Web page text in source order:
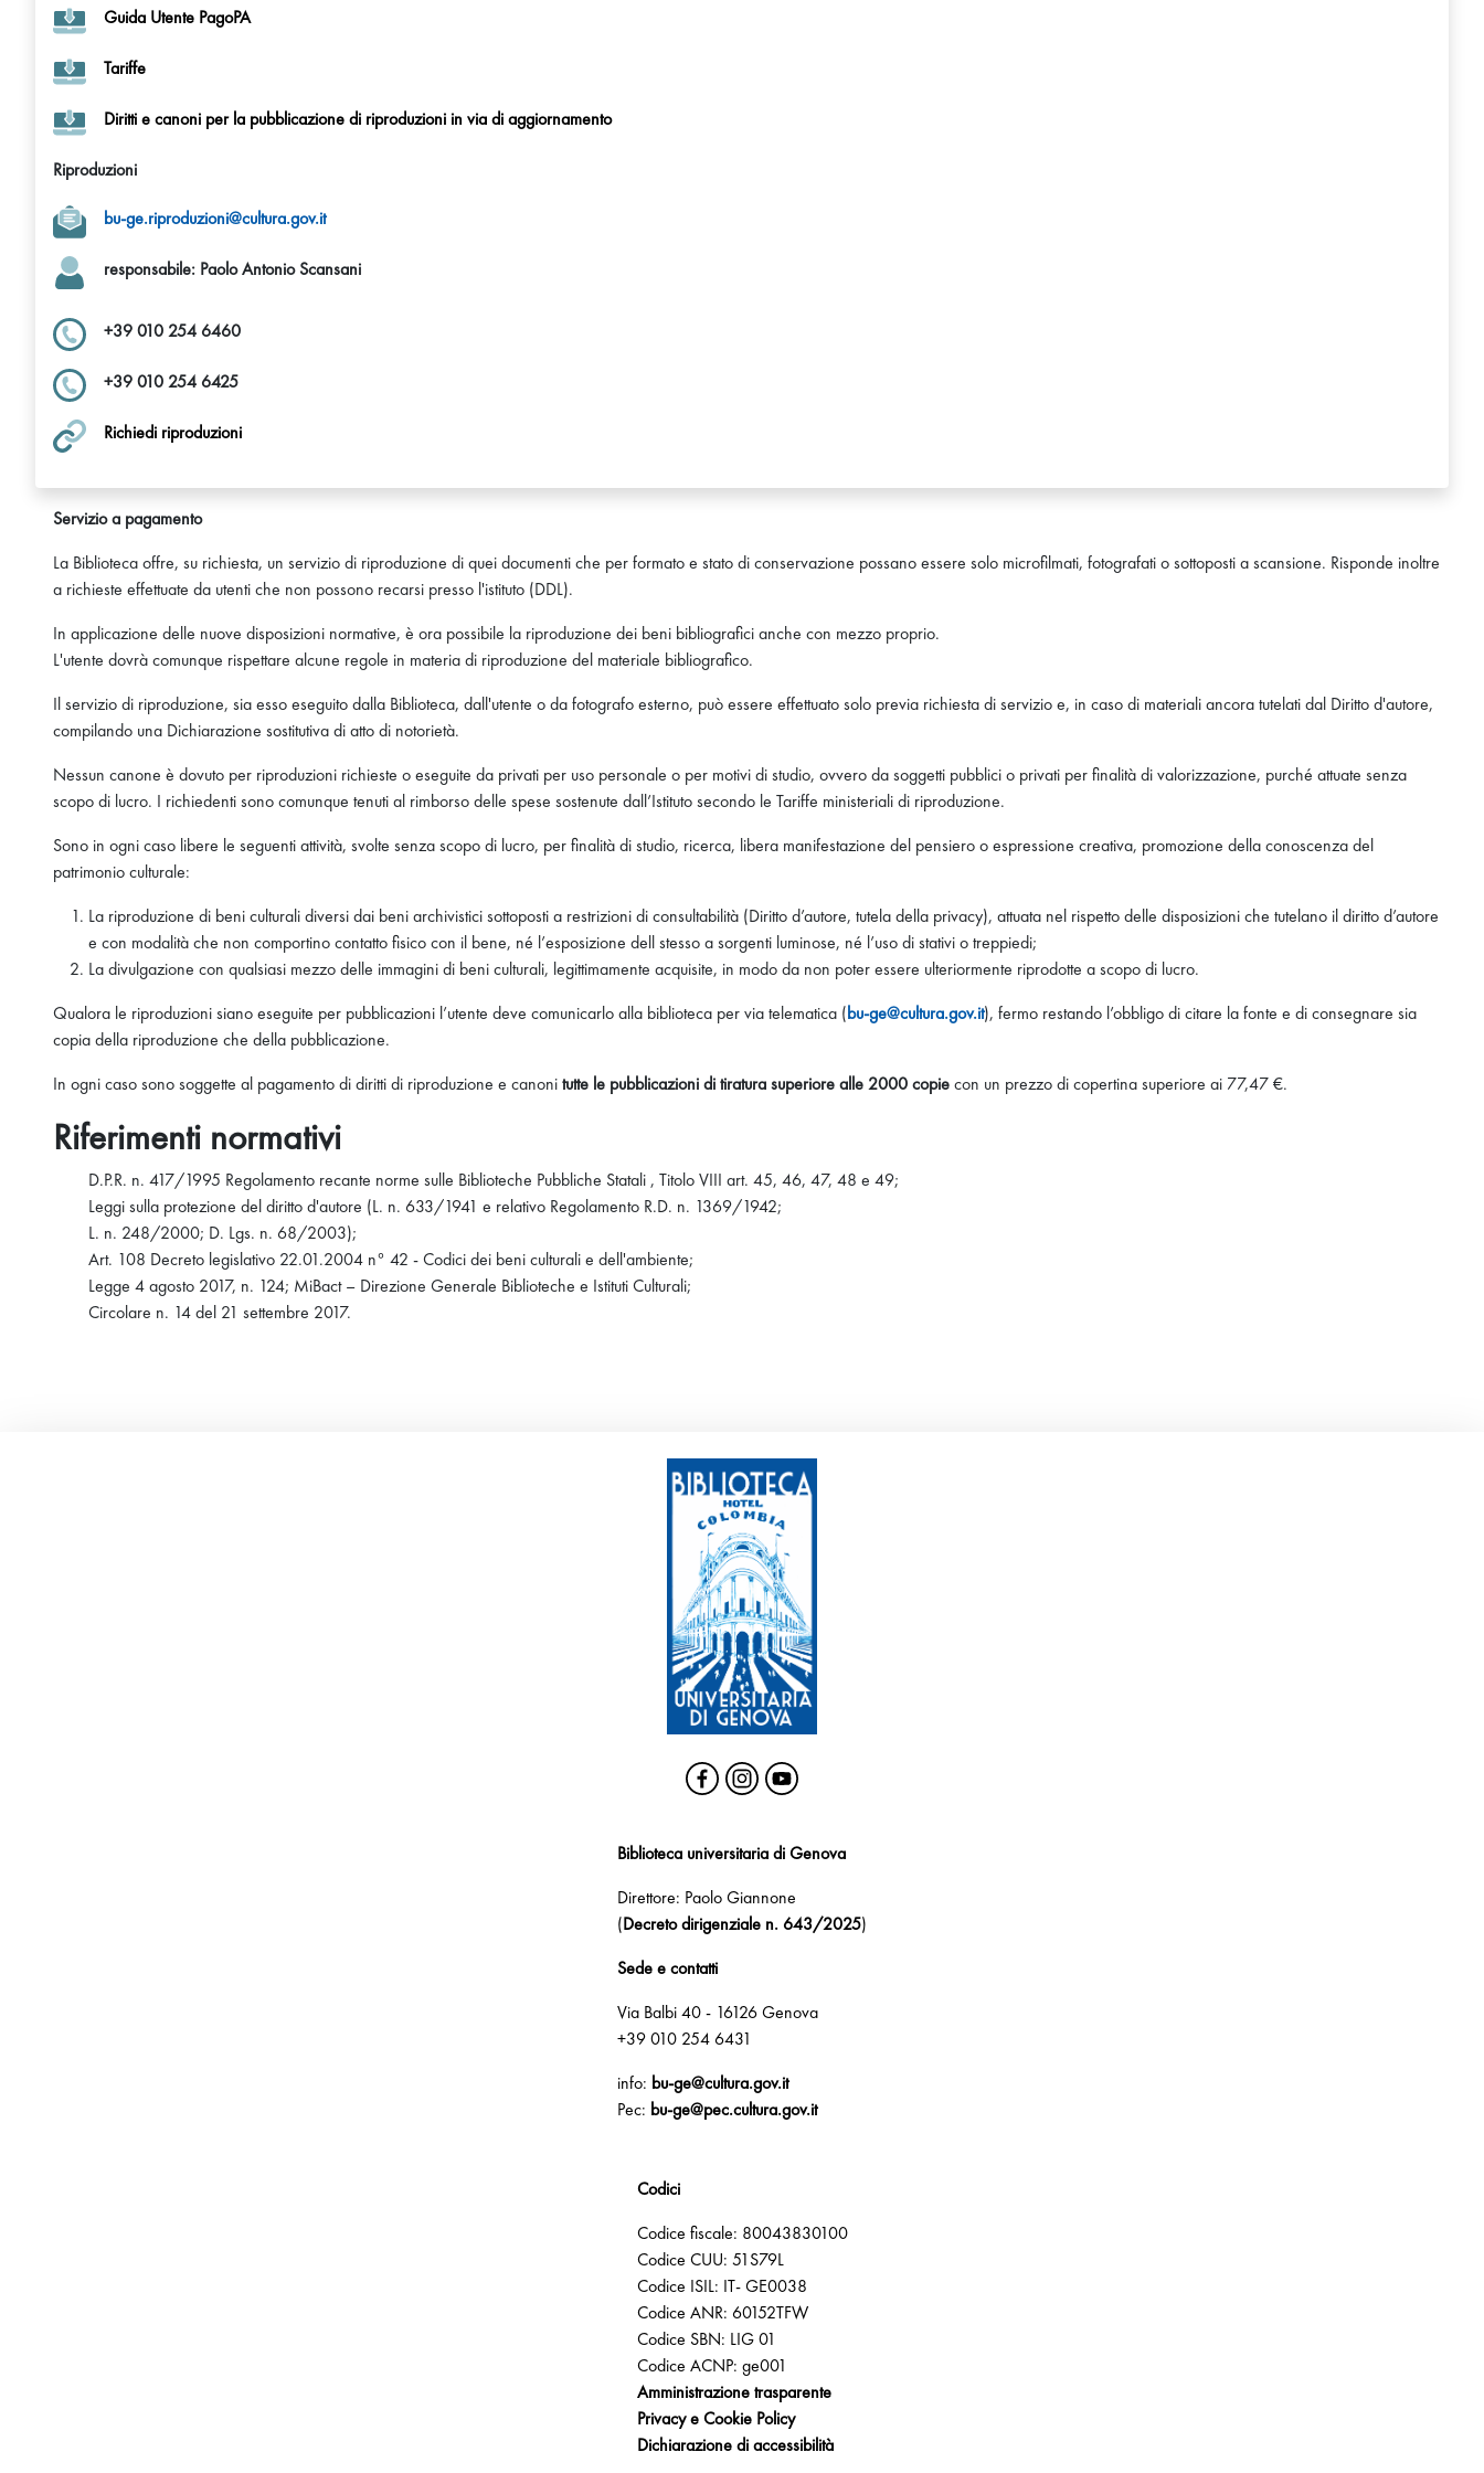
Guida Utente PagoPA
Tariffe
Diritti e canoni per la pubblicazione di riproduzioni in via di aggiornamento
Riproduzioni
bu-ge.riproduzioni@cultura.gov.it
responsabile: Paolo Antonio Scansani
+39 010 254 6460
+39 010 254 6425
Richiedi riproduzioni
Servizio a pagamento
La Biblioteca offre, su richiesta, un servizio di riproduzione di quei documenti che per formato e stato di conservazione possano essere solo microfilmati, fotografati o sottoposti a scansione. Risponde inoltre
a richieste effettuate da utenti che non possono recarsi presso l'istituto (DDL).
In applicazione delle nuove disposizioni normative, è ora possibile la riproduzione dei beni bibliografici anche con mezzo proprio.
L'utente dovrà comunque rispettare alcune regole in materia di riproduzione del materiale bibliografico.
Il servizio di riproduzione, sia esso eseguito dalla Biblioteca, dall'utente o da fotografo esterno, può essere effettuato solo previa richiesta di servizio e, in caso di materiali ancora tutelati dal Diritto d'autore,
compilando una Dichiarazione sostitutiva di atto di notorietà.
Nessun canone è dovuto per riproduzioni richieste o eseguite da privati per uso personale o per motivi di studio, ovvero da soggetti pubblici o privati per finalità di valorizzazione, purché attuate senza
scopo di lucro. I richiedenti sono comunque tenuti al rimborso delle spese sostenute dall’Istituto secondo le Tariffe ministeriali di riproduzione.
Sono in ogni caso libere le seguenti attività, svolte senza scopo di lucro, per finalità di studio, ricerca, libera manifestazione del pensiero o espressione creativa, promozione della conoscenza del
patrimonio culturale:
La riproduzione di beni culturali diversi dai beni archivistici sottoposti a restrizioni di consultabilità (Diritto d’autore, tutela della privacy), attuata nel rispetto delle disposizioni che tutelano il diritto d’autore
e con modalità che non comportino contatto fisico con il bene, né l’esposizione dell stesso a sorgenti luminose, né l’uso di stativi o treppiedi;
La divulgazione con qualsiasi mezzo delle immagini di beni culturali, legittimamente acquisite, in modo da non poter essere ulteriormente riprodotte a scopo di lucro.
Qualora le riproduzioni siano eseguite per pubblicazioni l’utente deve comunicarlo alla biblioteca per via telematica (bu-ge@cultura.gov.it), fermo restando l’obbligo di citare la fonte e di consegnare sia
copia della riproduzione che della pubblicazione.
In ogni caso sono soggette al pagamento di diritti di riproduzione e canonitutte le pubblicazioni di tiratura superiore alle 2000 copiecon un prezzo di copertina superiore ai 77,47 €.
Riferimenti normativi
D.P.R. n. 417/1995 Regolamento recante norme sulle Biblioteche Pubbliche Statali , Titolo VIII art. 45, 46, 47, 48 e 49;
Leggi sulla protezione del diritto d'autore (L. n. 633/1941 e relativo Regolamento R.D. n. 1369/1942;
L. n. 248/2000; D. Lgs. n. 68/2003);
Art. 108 Decreto legislativo 22.01.2004 n° 42 - Codici dei beni culturali e dell'ambiente;
Legge 4 agosto 2017, n. 124; MiBact – Direzione Generale Biblioteche e Istituti Culturali;
Circolare n. 14 del 21 settembre 2017.
Biblioteca universitaria di Genova
Direttore: Paolo Giannone
(Decreto dirigenziale n. 643/2025)
Sede e contatti
Via Balbi 40 - 16126 Genova
+39 010 254 6431
info: bu-ge@cultura.gov.it
Pec: bu-ge@pec.cultura.gov.it
Codici
Codice fiscale: 80043830100
Codice CUU: 51S79L
Codice ISIL: IT- GE0038
Codice ANR: 60152TFW
Codice SBN: LIG 01
Codice ACNP: ge001
Amministrazione trasparente
Privacy e Cookie Policy
Dichiarazione di accessibilità